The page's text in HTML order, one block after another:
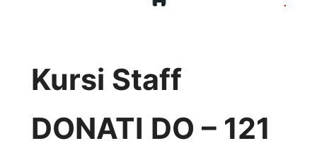
Kursi Staff
DONATI DO – 121